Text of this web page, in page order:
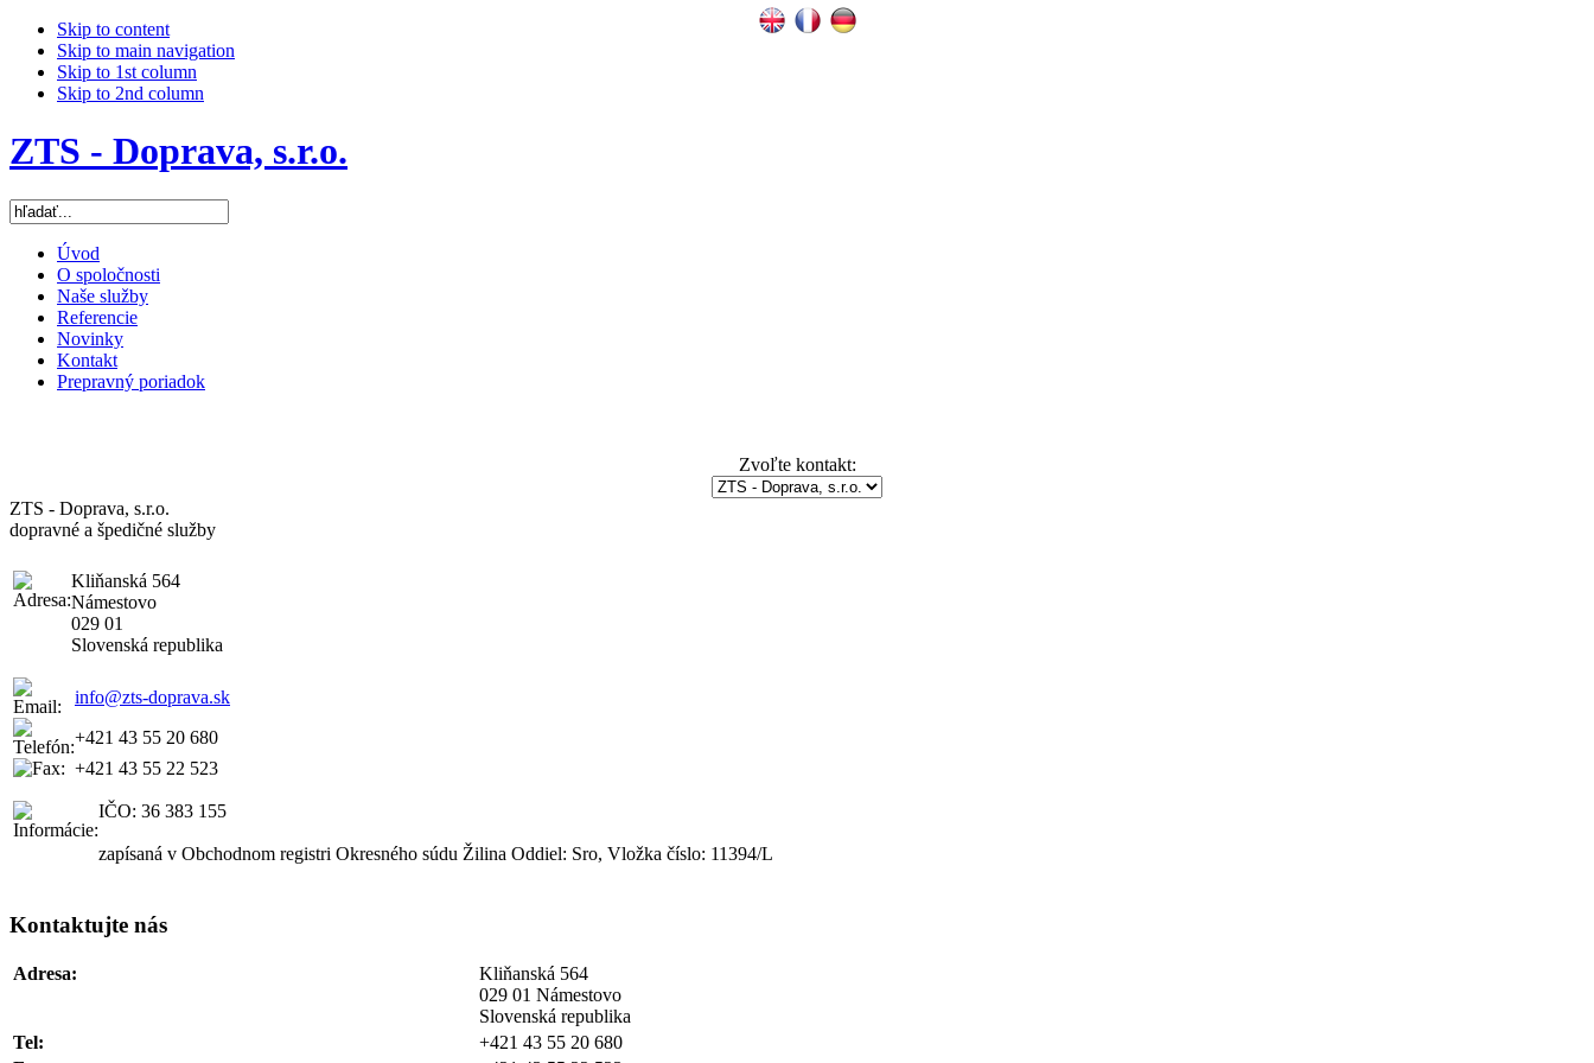
Skip to content
Skip to main navigation
Skip to 1st column
Skip to 2nd column
ZTS - Doprava, s.r.o.
Úvod
O spoločnosti
Naše služby
Referencie
Novinky
Kontakt
Prepravný poriadok
Zvoľte kontakt:
ZTS - Doprava, s.r.o.
dopravné a špedičné služby
Kliňanská 564
Námestovo
029 01
Slovenská republika
info@zts-doprava.sk
+421 43 55 20 680
+421 43 55 22 523
IČO: 36 383 155
zapísaná v Obchodnom registri Okresného súdu Žilina Oddiel: Sro, Vložka číslo: 11394/L
Kontaktujte nás
Adresa:
Kliňanská 564
029 01 Námestovo
Slovenská republika
Tel:
+421 43 55 20 680